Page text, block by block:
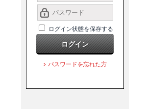
ログイン状態を保存する
ログイン
パスワードを忘れた方